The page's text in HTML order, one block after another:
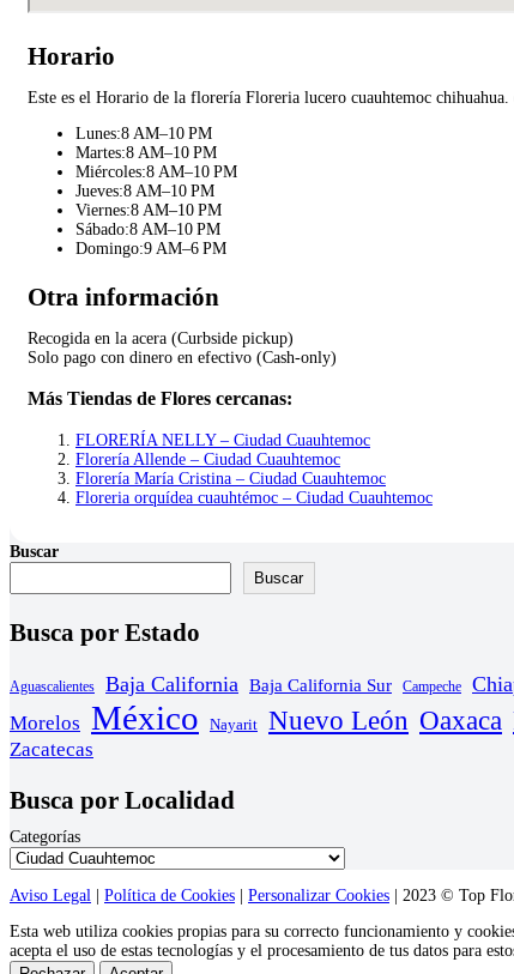
Horario
Este es el Horario de la florería Floreria lucero cuauhtemoc
Lunes:8 AM–10 PM
Martes:8 AM–10 PM
Miércoles:8 AM–10 PM
Jueves:8 AM–10 PM
Viernes:8 AM–10 PM
Sábado:8 AM–10 PM
Domingo:9 AM–6 PM
Otra información
Recogida en la acera (Curbside pickup)
Solo pago con dinero en efectivo (Cash-only)
Más Tiendas de Flores cercanas:
FLORERÍA NELLY – Ciudad Cuauhtemoc
Florería Allende – Ciudad Cuauhtemoc
Florería María Cristina – Ciudad Cuauhtemoc
Floreria orquídea cuauhtémoc – Ciudad Cuauhtemoc
Buscar
Buscar
Busca por Estado
Aguascalientes Baja California Baja California Sur Campeche
Morelos México Nayarit Nuevo León Oaxaca
Zacatecas
Busca por Localidad
Categorías
Aviso Legal | Política de Cookies | Personalizar Cookies | 2023 © Top
Esta web utiliza cookies propias para su correcto funcionamiento y
acepta el uso de estas tecnologías y el procesamiento de tus datos para